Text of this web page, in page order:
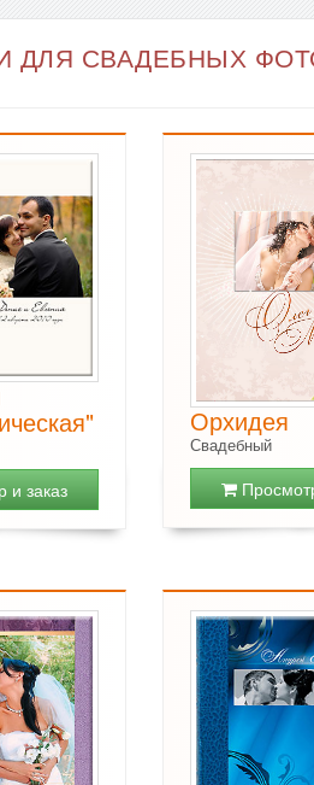
СВАДЕБНЫХ
и заказ
Орхидея
Свадебный